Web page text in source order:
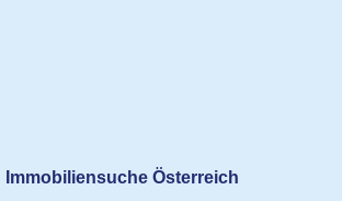
Immobiliensuche Österreich